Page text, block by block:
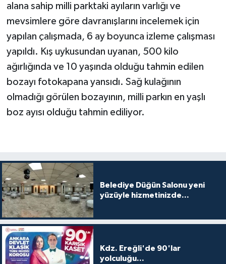
alana sahip milli parktaki ayıların varlığı ve
mevsimlere göre davranışlarını incelemek için
yapılan çalışmada, 6 ay boyunca izleme çalışması
yapıldı. Kış uykusundan uyanan, 500 kilo
ağırlığında ve 10 yaşında olduğu tahmin edilen
bozayı fotokapana yansıdı. Sağ kulağının
olmadığı görülen bozayının, milli parkın en yaşlı
boz ayısı olduğu tahmin ediliyor.
Belediye Düğün Salonu yeni
yüzüyle hizmetinizde...
Kdz. Ereğli'de 90'lar
yolculuğu...